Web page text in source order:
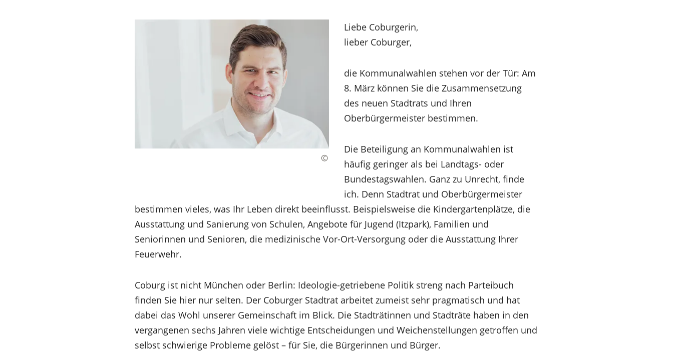
Liebe Coburgerin,
lieber Coburger,
die Kommunalwahlen stehen vor der Tür: Am
8. März können Sie die Zusammensetzung
des neuen Stadtrats und Ihren
Oberbürgermeister bestimmen.
Die Beteiligung an Kommunalwahlen ist
häufig geringer als bei Landtags- oder
Bundestagswahlen. Ganz zu Unrecht, finde
ich. Denn Stadtrat und Oberbürgermeister
bestimmen vieles, was Ihr Leben direkt beeinflusst. Beispielsweise die Kindergartenplätze, die
Ausstattung und Sanierung von Schulen, Angebote für Jugend (Itzpark), Familien und
Seniorinnen und Senioren, die medizinische Vor-Ort-Versorgung oder die Ausstattung Ihrer
Feuerwehr.
Coburg ist nicht München oder Berlin: Ideologie-getriebene Politik streng nach Parteibuch
finden Sie hier nur selten. Der Coburger Stadtrat arbeitet zumeist sehr pragmatisch und hat
dabei das Wohl unserer Gemeinschaft im Blick. Die Stadträtinnen und Stadträte haben in den
vergangenen sechs Jahren viele wichtige Entscheidungen und Weichenstellungen getroffen und
selbst schwierige Probleme gelöst – für Sie, die Bürgerinnen und Bürger.